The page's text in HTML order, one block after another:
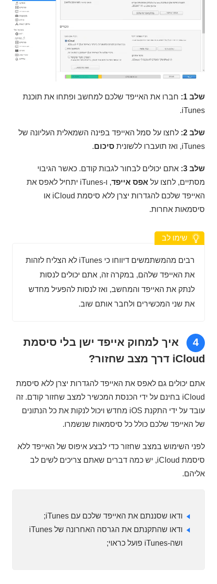
שלב 1:
חברו את האייפד שלכם למחשב ופתחו את תוכנת
iTunes.
שלב 2:
לחצו על סמל האייפד בפינה השמאלית העליונה של
iTunes, ואז תועברו ללשונית
סיכום.
שלב 3:
אתם יכולים לבחור לגבות קודם. כאשר הגיבוי
מסתיים, לחצו על אפס אייפד
, ו-iTunes יתחיל לאפס את
האייפד שלכם להגדרות יצרן ללא סיסמת iCloud או
סיסמאות אחרות.
שימו לב
רבים מהמשתמשים דיווחו כי iTunes לא הצליח לזהות
את האייפד שלהם, במקרה זה, אתם יכולים לנסות
לנתק את האייפד והמחשב, ואז לנסות להפעיל מחדש
את שני המכשירים ולחבר אותם שוב.
4
איך למחוק אייפד ישן בלי סיסמת
iCloud דרך מצב שחזור?
אתם יכולים גם לאפס את האייפד להגדרות יצרן ללא סיסמת
iCloud בחינם על ידי הכנסת המכשיר למצב שחזור קודם. זה
עובד על ידי התקנת iOS מחדש ויכול לנקות את כל הנתונים
של האייפד שלכם כולל כל סיסמאות שנשמרו.
לפני השימוש במצב שחזור כדי לבצע איפוס של האייפד ללא
סיסמת iCloud, יש כמה דברים שאתם צריכים לשים לב
אליהם.
ודאו שסננתם את האייפד שלכם עם iTunes;
ודאו שהתקנתם את הגרסה האחרונה של iTunes
ושה-iTunes פועל כראוי;